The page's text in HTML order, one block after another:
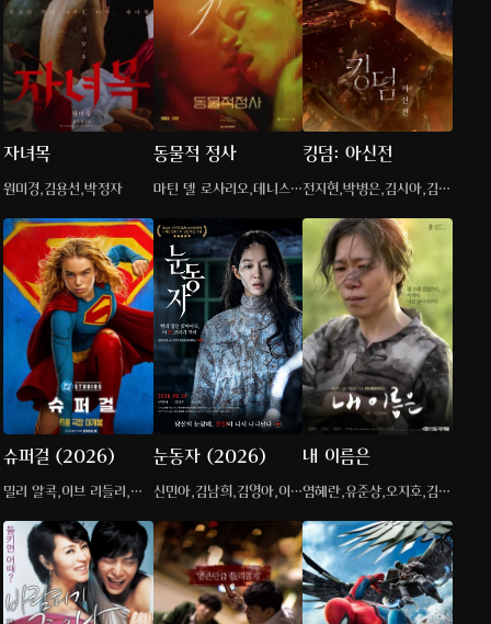
자녀목
원미경,김용선,박정자
동물적 정사
마틴 델 로사리오,데니스
킹덤: 아신전
전지현,박병은,김시아,김뢰
슈퍼걸 (2026)
밀리 알콕,이브 리들리,마
눈동자 (2026)
신민아,김남희,김영아,이승
내 이름은
염혜란,유준상,오지호,김규